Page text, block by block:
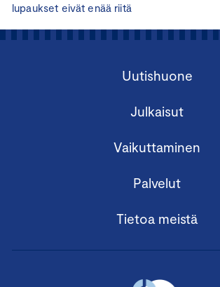
lupaukset eivät enää riitä
Uutishuone
Julkaisut
Vaikuttaminen
Palvelut
Tietoa meistä